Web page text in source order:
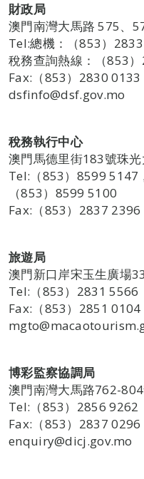
財政局
澳門南灣大馬路 575、
Tel:總機：（853）
稅務查詢熱線：（853
Fax:（853）2830 0133
dsfinfo@dsf.gov.mo
稅務執行中心
澳門馬德里街183號珠光
Tel:（853）8599 5147
（853）8599 5100
Fax:（853）2837 2396
旅遊局
澳門新口岸宋玉生廣場
Tel:（853）2831 5566
Fax:（853）2851 0104
博彩監察協調局
澳門南灣大馬路762-
Tel:（853）2856 9262
Fax:（853）2837 0296
enquiry@dicj.gov.mo